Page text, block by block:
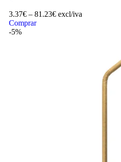
3.37€ – 81.23€ excl/iva
Comprar
-5%